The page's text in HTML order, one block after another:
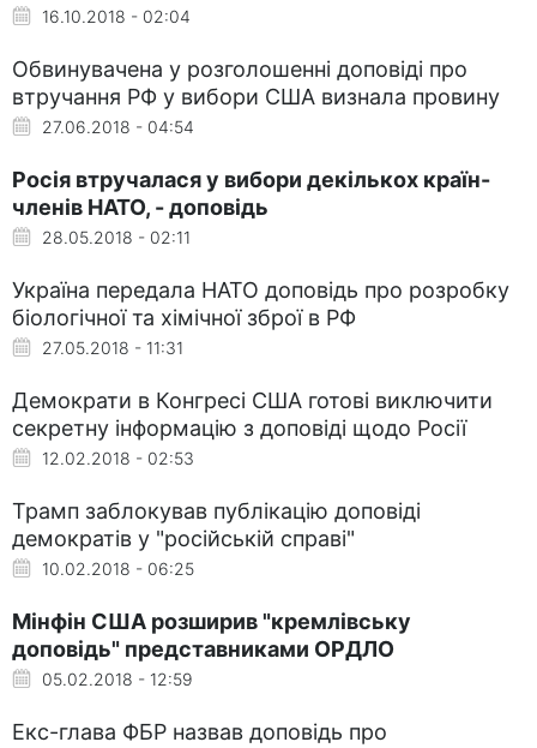
16.10.2018 - 02:04
Обвинувачена у розголошенні доповіді про
втручання РФ у вибори США визнала провину
27.06.2018 - 04:54
Росія втручалася у вибори декількох країн-
членів НАТО, - доповідь
28.05.2018 - 02:11
Україна передала НАТО доповідь про розробку
біологічної та хімічної зброї в РФ
27.05.2018 - 11:31
Демократи в Конгресі США готові виключити
секретну інформацію з доповіді щодо Росії
12.02.2018 - 02:53
Трамп заблокував публікацію доповіді
демократів у "російській справі"
10.02.2018 - 06:25
Мінфін США розширив "кремлівську
доповідь" представниками ОРДЛО
05.02.2018 - 12:59
Екс-глава ФБР назвав доповідь про